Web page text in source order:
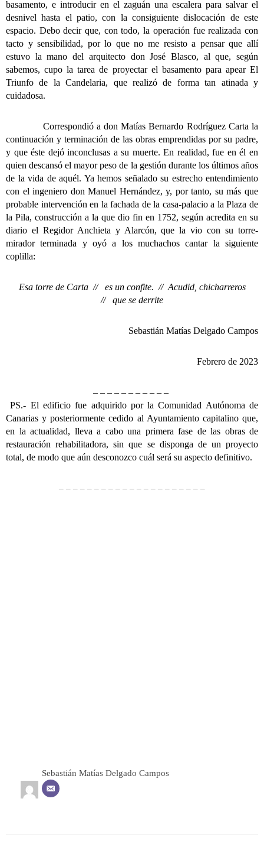
basamento, e introducir en el zaguán una escalera para salvar el
desnivel hasta el patio, con la consiguiente dislocación de este
espacio. Debo decir que, con todo, la operación fue realizada con
tacto y sensibilidad, por lo que no me resisto a pensar que allí
estuvo la mano del arquitecto don José Blasco, al que, según
sabemos, cupo la tarea de proyectar el basamento para apear El
Triunfo de la Candelaria, que realizó de forma tan atinada y
cuidadosa.
Correspondió a don Matías Bernardo Rodríguez Carta la
continuación y terminación de las obras emprendidas por su padre,
y que éste dejó inconclusas a su muerte. En realidad, fue en él en
quien descansó el mayor peso de la gestión durante los últimos años
de la vida de aquél. Ya hemos señalado su estrecho entendimiento
con el ingeniero don Manuel Hernández, y, por tanto, su más que
probable intervención en la fachada de la casa-palacio a la Plaza de
la Pila, construcción a la que dio fin en 1752, según acredita en su
diario el Regidor Anchieta y Alarcón, que la vio con su torre-
mirador terminada y oyó a los muchachos cantar la siguiente
coplilla:
Esa torre de Carta // es un confite. // Acudid, chicharreros
// que se derrite
Sebastián Matías Delgado Campos
Febrero de 2023
– – – – – – – – – – –
PS.- El edificio fue adquirido por la Comunidad Autónoma de
Canarias y posteriormente cedido al Ayuntamiento capitalino que,
en la actualidad, lleva a cabo una primera fase de las obras de
restauración rehabilitadora, sin que se disponga de un proyecto
total, de modo que aún desconozco cuál será su aspecto definitivo.
– – – – – – – – – – – – – – – – – – – – –
Sebastián Matías Delgado Campos